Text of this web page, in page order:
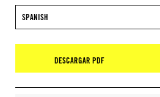
SPANISH
DESCARGAR PDF